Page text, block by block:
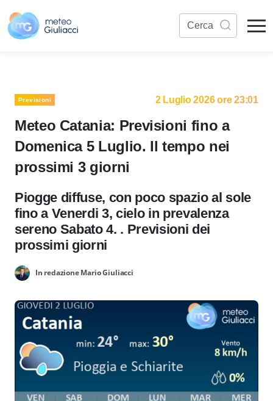
Previsioni 2 Luglio 2026 ore 23:01
Meteo Catania: Previsioni fino a
Domenica 5 Luglio. Il tempo nei
prossimi 3 giorni
Piogge diffuse, con poco spazio al sole
fino a Venerdi 3, cielo in prevalenza
sereno Sabato 4. . Previsioni dei
prossimi giorni
In redazione Mario Giuliacci